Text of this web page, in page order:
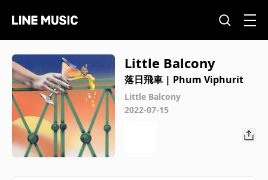
Little Balcony
落日飛車 | Phum Viphurit
Little Balcony
2022-07-15